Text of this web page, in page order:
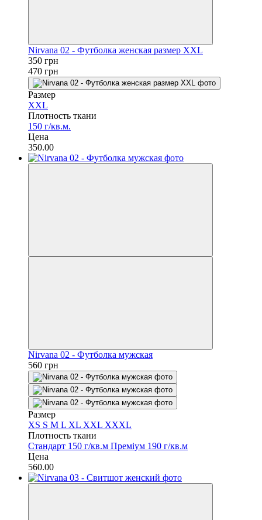
Nirvana 02 - Футболка женская размер XXL
350 грн
470 грн
Размер
XXL
Плотность ткани
150 г/кв.м.
Цена
350.00
Nirvana 02 - Футболка мужская
560 грн
Размер
XS S M L XL XXL XXXL
Плотность ткани
Стандарт 150 г/кв.м Преміум 190 г/кв.м
Цена
560.00